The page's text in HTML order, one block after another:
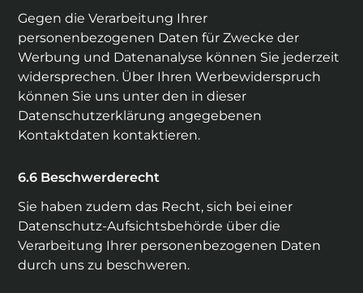
Gegen die Verarbeitung Ihrer
personenbezogenen Daten für Zwecke der
Werbung und Datenanalyse können Sie jederzeit
widersprechen. Über Ihren Werbewiderspruch
können Sie uns unter den in dieser
Datenschutzerklärung angegebenen
Kontaktdaten kontaktieren.
Beschwerderecht
Sie haben zudem das Recht, sich bei einer
Datenschutz-Aufsichtsbehörde über die
Verarbeitung Ihrer personenbezogenen Daten
durch uns zu beschweren.